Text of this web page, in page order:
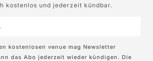
kostenlos und jederzeit kündbar.
kostenlosen venue mag Newsletter
das Abo jederzeit wieder kündigen. Die